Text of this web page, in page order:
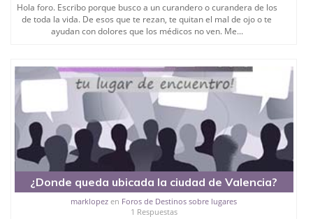
Hola foro. Escribo porque busco a un curandero o curandera de los
de toda la vida. De esos que te rezan, te quitan el mal de ojo o te
ayudan con dolores que los médicos no ven. Me...
¿Donde queda ubicada la ciudad de Valencia?
marklopez en Foros de Destinos sobre lugares
1 Respuestas